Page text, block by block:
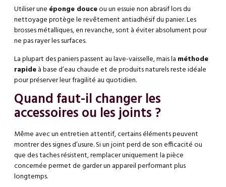
Utiliser une éponge douceou un essuie non abrasif lors du
nettoyage protège le revêtement antiadhésif du panier. Les
brosses métalliques, en revanche, sont à éviter absolument pour
ne pas rayer les surfaces.
La plupart des paniers passent au lave-vaisselle, mais la méthode
rapideà base d’eau chaude et de produits naturels reste idéale
pour préserver leur fragilité au quotidien.
Quand faut-il changer les
accessoires ou les joints ?
Même avec un entretien attentif, certains éléments peuvent
montrer des signes d’usure. Si un joint perd de son efficacité ou
que des taches résistent, remplacer uniquement la pièce
concernée permet de garder un appareil performant plus
longtemps.